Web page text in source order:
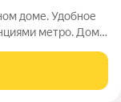
доме. Удобное
метро. Дом и
детские сады,